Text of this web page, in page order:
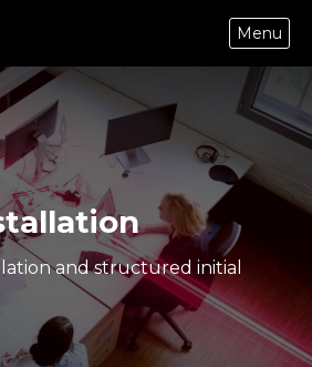
Menu
and structured initial